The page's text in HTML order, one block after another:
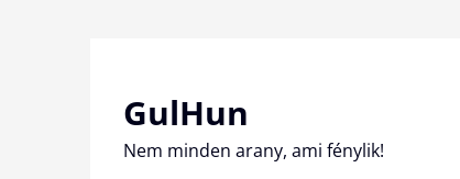
GulHun
Nem minden arany, ami fénylik!